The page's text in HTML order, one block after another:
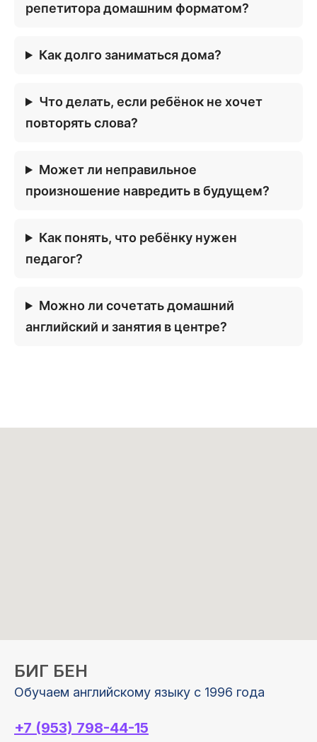
репетитора домашним форматом?
Как долго заниматься дома?
Что делать, если ребёнок не хочет
повторять слова?
Может ли неправильное
произношение навредить в будущем?
Как понять, что ребёнку нужен
педагог?
Можно ли сочетать домашний
английский и занятия в центре?
БИГ БЕН
Обучаем английскому языку с 1996 года
+7 (953) 798-44-15